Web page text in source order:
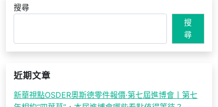
搜尋
搜
尋
近期文章
新華視點OSDER奧斯德零件報價·第七屆進博會丨第七